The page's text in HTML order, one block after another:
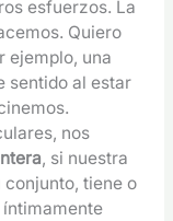
esfuerzos. La
Quiero
ejemplo, una
sentido al estar
nos
, si nuestra
tiene o
íntimamente